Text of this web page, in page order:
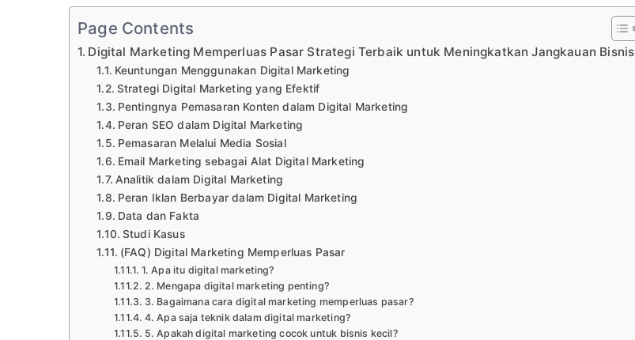
Page Contents
Digital Marketing Memperluas Pasar Strategi Terbaik untuk Meningkatkan Jangkauan Bisnis
Keuntungan Menggunakan Digital Marketing
Strategi Digital Marketing yang Efektif
Pentingnya Pemasaran Konten dalam Digital Marketing
Peran SEO dalam Digital Marketing
Pemasaran Melalui Media Sosial
Email Marketing sebagai Alat Digital Marketing
Analitik dalam Digital Marketing
Peran Iklan Berbayar dalam Digital Marketing
Data dan Fakta
Studi Kasus
(FAQ) Digital Marketing Memperluas Pasar
1. Apa itu digital marketing?
2. Mengapa digital marketing penting?
3. Bagaimana cara digital marketing memperluas pasar?
4. Apa saja teknik dalam digital marketing?
5. Apakah digital marketing cocok untuk bisnis kecil?